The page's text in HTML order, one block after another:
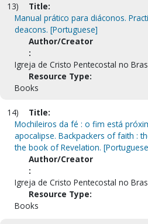
13)
Title:
Manual prático para diáconos.
deacons. [Portuguese]
Author/Creator
:
Igreja de Cristo Pentecostal no
Resource Type:
Books
14)
Title:
Mochileiros da fé : o fim está
apocalipse. Backpackers of faith :
the book of Revelation.
Author/Creator
:
Igreja de Cristo Pentecostal no
Resource Type:
Books